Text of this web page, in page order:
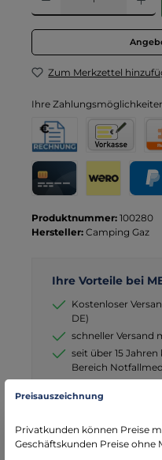
Zum Merkzettel
Ihre
Produktnummer: 100280
Hersteller: Camping Gaz
Ihre Vorteile bei
Kostenloser
DE)
schneller Versand
seit über 15
Bereich
Preisauszeichnung
Privatkunden können Preise
Geschäftskunden Preise ohne